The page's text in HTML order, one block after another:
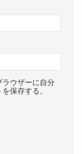
ウザーに自分
保存する。